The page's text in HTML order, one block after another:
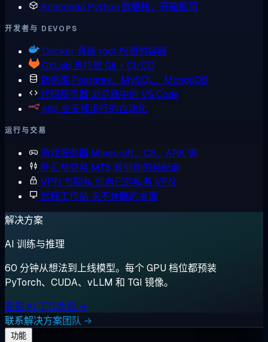
Anaconda Python 数据栈，开箱即用
开发者与 DEVOPS
Docker 具备 root 权限的容器
GitLab 自托管 Git + CI/CD
数据库 Postgres、MySQL、MongoDB
代码服务器 浏览器中的 VS Code
n8n 全天候运行的自动化
运行与交易
游戏服务器 Minecraft、CS、ARK 等
外汇与交易 MT5 紧邻你的经纪商
VPN 与隐私 你自己的私有 VPN
远程工作站 永不休眠的桌面
解决方案
AI 训练与推理
60 分钟从想法到上线模型。每个 GPU 档位都预装
PyTorch、CUDA、vLLM 和 TGI 镜像。
查看 AI 工作负载 →
联系解决方案团队 →